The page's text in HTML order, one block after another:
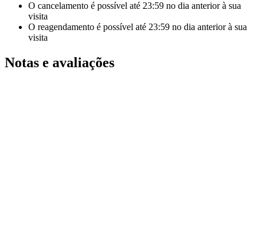
O cancelamento é possível até 23:59 no dia anterior à sua
visita
O reagendamento é possível até 23:59 no dia anterior à sua
visita
Notas e avaliações